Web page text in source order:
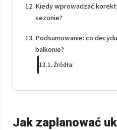
Kiedy wprowadzać
sezonie?
Podsumowanie: co
balkonie?
Źródła:
Jak zaplanować